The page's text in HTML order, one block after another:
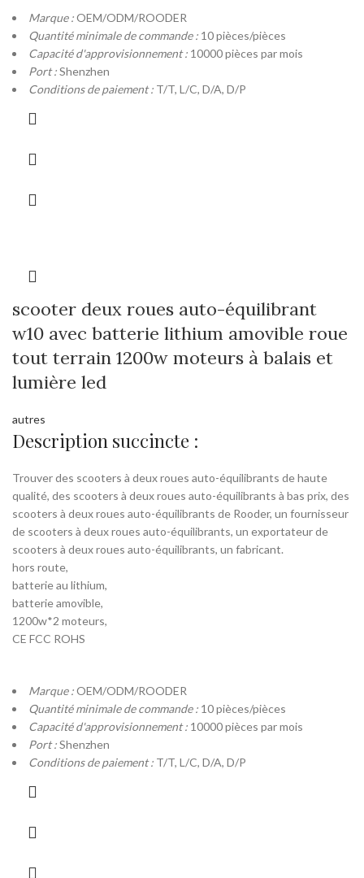
Marque :OEM/ODM/ROODER
Quantité minimale de commande : 10 pièces/pièces
Capacité d'approvisionnement : 10000 pièces par mois
Port :Shenzhen
Conditions de paiement : T/T, L/C, D/A, D/P
scooter deux roues auto-équilibrant
w10 avec batterie lithium amovible roue
tout terrain 1200w moteurs à balais et
lumière led
autres
Description succincte :
Trouver des scooters à deux roues auto-équilibrants de haute
qualité, des scooters à deux roues auto-équilibrants à bas prix, des
scooters à deux roues auto-équilibrants de Rooder, un fournisseur
de scooters à deux roues auto-équilibrants, un exportateur de
scooters à deux roues auto-équilibrants, un fabricant.
hors route,
batterie au lithium,
batterie amovible,
1200w*2 moteurs,
CE FCC ROHS
Marque :OEM/ODM/ROODER
Quantité minimale de commande : 10 pièces/pièces
Capacité d'approvisionnement : 10000 pièces par mois
Port :Shenzhen
Conditions de paiement : T/T, L/C, D/A, D/P